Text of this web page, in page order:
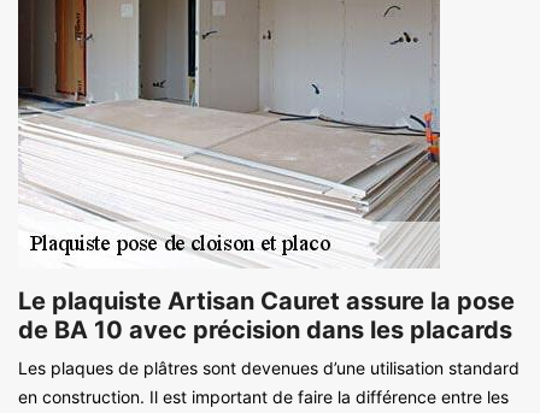
Le plaquiste Artisan Cauret assure la pose
de BA 10 avec précision dans les placards
Les plaques de plâtres sont devenues d’une utilisation standard
en construction. Il est important de faire la différence entre les